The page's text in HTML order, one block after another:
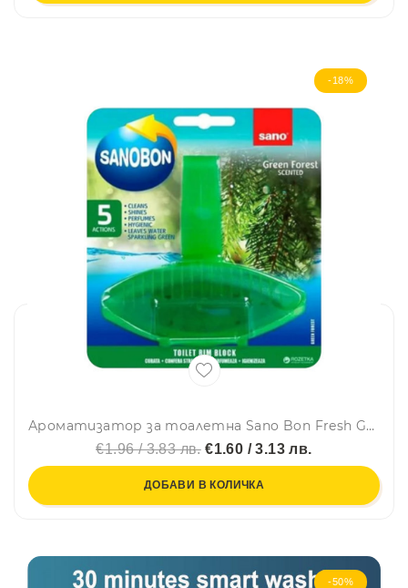
-18%
Ароматизатор за тоалетна Sano Bon Fresh Green Forest, 5в1, 55 гр
€1.96 / 3.83 лв.€1.60 / 3.13 лв.
ДОБАВИ В КОЛИЧКА
-50%